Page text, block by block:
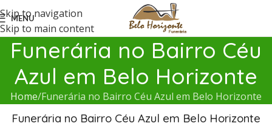
Skip to navigation
Skip to main content
MENU
Funerária no Bairro Céu
Azul em Belo Horizonte
Home Funerária no Bairro Céu Azul em Belo Horizonte
Funerária no Bairro Céu Azul em Belo Horizonte